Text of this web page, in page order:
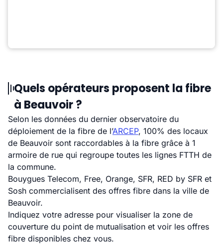
Quels opérateurs proposent la fibre
à Beauvoir ?
Selon les données du dernier observatoire du
déploiement de la fibre de l’ARCEP, 100% des locaux
de Beauvoir sont raccordables à la fibre grâce à 1
armoire de rue qui regroupe toutes les lignes FTTH de
la commune.
Bouygues Telecom, Free, Orange, SFR, RED by SFR et
Sosh commercialisent des offres fibre dans la ville de
Beauvoir.
Indiquez votre adresse pour visualiser la zone de
couverture du point de mutualisation et voir les offres
fibre disponibles chez vous.